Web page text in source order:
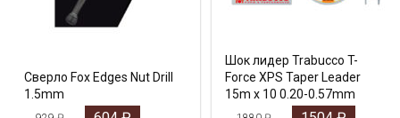
Сверло Fox Edges Nut Drill
1.5mm
Шок лидер Trabucco T-
Force XPS Taper Leader
15m x 10 0.20-0.57mm